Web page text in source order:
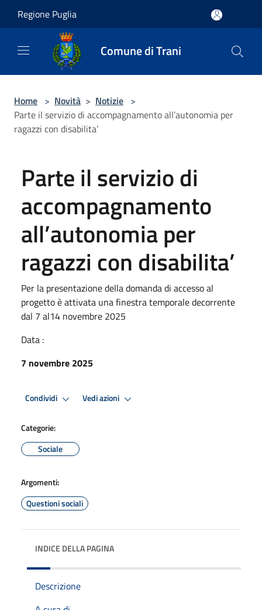
Regione Puglia
Comune di Trani
Home > Novità > Notizie >
Parte il servizio di accompagnamento all’autonomia per
ragazzi con disabilita’
Parte il servizio di
accompagnamento
all’autonomia per
ragazzi con disabilita’
Per la presentazione della domanda di accesso al
progetto è attivata una finestra temporale decorrente
dal 7 al14 novembre 2025
Data :
7 novembre 2025
Condividi Vedi azioni
Categorie:
Sociale
Argomenti:
Questioni sociali
INDICE DELLA PAGINA
Descrizione